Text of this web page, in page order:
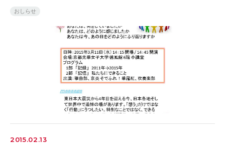
おしらせ
2015.02.13